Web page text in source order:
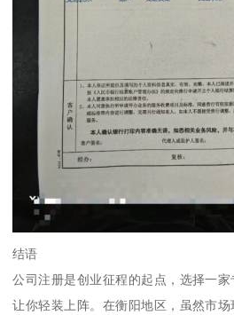
结语
公司注册是创业征程的起点，选择一
让你轻装上阵。在衡阳地区，虽然市